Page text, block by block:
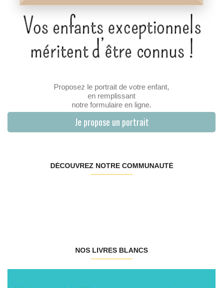
Proposez le portrait de votre enfant,
en remplissant
notre formulaire en ligne.
Je propose un portrait
DÉCOUVREZ NOTRE COMMUNAUTÉ
NOS LIVRES BLANCS